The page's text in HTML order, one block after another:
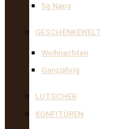
5g Naps
GESCHENKEWELT
Weihnachten
Ganzjährig
LUTSCHER
KONFITÜREN